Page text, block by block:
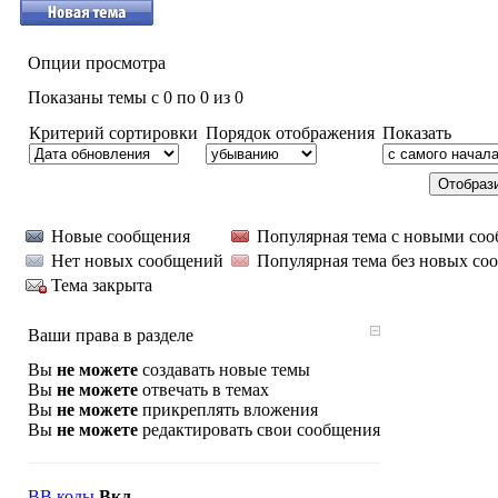
Опции просмотра
Показаны темы с 0 по 0 из 0
Критерий сортировки Порядок отображения Показать
Новые сообщения
Популярная тема с новыми
Нет новых сообщений
Популярная тема без новых
Тема закрыта
Ваши права в разделе
Вы не можете создавать новые темы
Вы не можете отвечать в темах
Вы не можете прикреплять вложения
Вы не можете редактировать свои сообщения